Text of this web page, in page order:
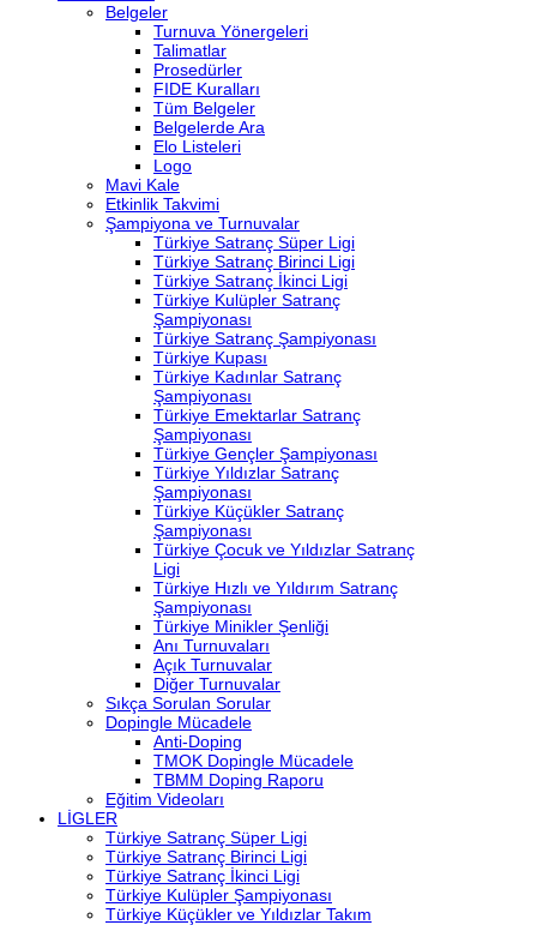
Belgeler
Turnuva Yönergeleri
Talimatlar
Prosedürler
FIDE Kuralları
Tüm Belgeler
Belgelerde Ara
Elo Listeleri
Logo
Mavi Kale
Etkinlik Takvimi
Şampiyona ve Turnuvalar
Türkiye Satranç Süper Ligi
Türkiye Satranç Birinci Ligi
Türkiye Satranç İkinci Ligi
Türkiye Kulüpler Satranç
Şampiyonası
Türkiye Satranç Şampiyonası
Türkiye Kupası
Türkiye Kadınlar Satranç
Şampiyonası
Türkiye Emektarlar Satranç
Şampiyonası
Türkiye Gençler Şampiyonası
Türkiye Yıldızlar Satranç
Şampiyonası
Türkiye Küçükler Satranç
Şampiyonası
Türkiye Çocuk ve Yıldızlar Satranç
Ligi
Türkiye Hızlı ve Yıldırım Satranç
Şampiyonası
Türkiye Minikler Şenliği
Anı Turnuvaları
Açık Turnuvalar
Diğer Turnuvalar
Sıkça Sorulan Sorular
Dopingle Mücadele
Anti-Doping
TMOK Dopingle Mücadele
TBMM Doping Raporu
Eğitim Videoları
LİGLER
Türkiye Satranç Süper Ligi
Türkiye Satranç Birinci Ligi
Türkiye Satranç İkinci Ligi
Türkiye Kulüpler Şampiyonası
Türkiye Küçükler ve Yıldızlar Takım